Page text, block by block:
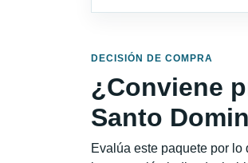
DECISIÓN DE COMPRA
¿Conviene
Santo
Evalúa este paquete por lo